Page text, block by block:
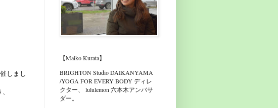
しまし
【Maiko Kurata】
BRIGHTON Studio DAIKANYAMA
/YOGA FOR EVERY BODY ディレ
クター、 lululemon 六本木アンバサ
ダー。